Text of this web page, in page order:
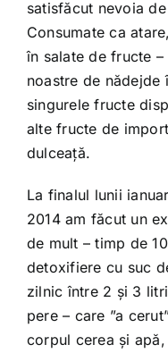
satisfăcut nevoia
Consumate ca
în salate de fructe –
noastre de
singurele fructe
alte fructe de
dulceață.
La finalul lunii
2014 am făcut un
de mult – timp de
detoxifiere cu suc
zilnic între 2 și 3
pere – care ”a
corpul cerea și